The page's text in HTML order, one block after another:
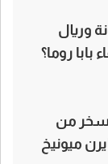
وريال
بابا روما؟
من
ميونيخ